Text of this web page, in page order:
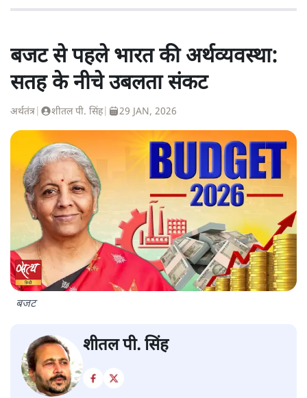
बजट से पहले भारत की अर्थव्यवस्था:
सतह के नीचे उबलता संकट
अर्थतंत्र शीतल पी. सिंह| 29 JAN, 2026
बजट
शीतल पी. सिंह